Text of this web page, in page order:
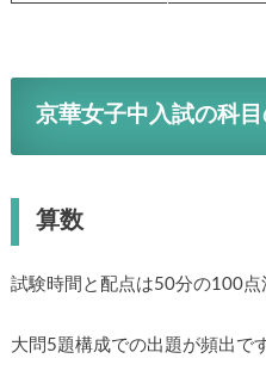
京華女子中入試の科
算数
試験時間と配点は50分の100点
大問5題構成での出題が頻出で